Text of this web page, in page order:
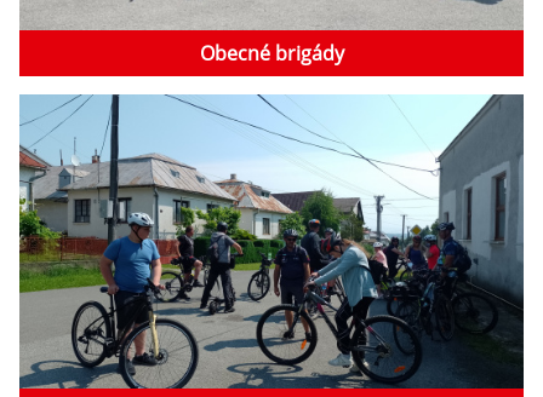
Obecné brigády